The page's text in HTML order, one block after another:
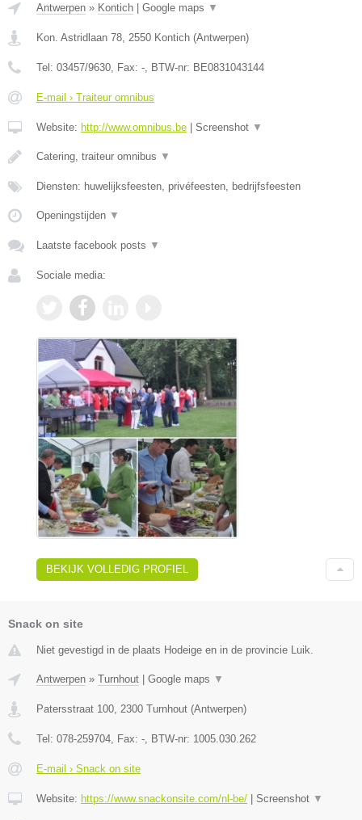
Antwerpen » Kontich | Google maps ▼
Kon. Astridlaan 78 2550 Kontich (Antwerpen)
Tel: 03457/9630 , Fax: - , BTW-nr: BE0831043144
E-mail › Traiteur omnibus
Website: http://www.omnibus.be | Screenshot ▼
Catering, traiteur omnibus ▼
Diensten: huwelijksfeesten, privéfeesten, bedrijfsfeesten
Openingstijden ▼
Laatste facebook posts ▼
Sociale media:
BEKIJK VOLLEDIG PROFIEL
Snack on site
Niet gevestigd in de plaats Hodeige en in de provincie Luik.
Antwerpen » Turnhout | Google maps ▼
Patersstraat 100 2300 Turnhout (Antwerpen)
Tel: 078-259704 , Fax: - , BTW-nr: 1005.030.262
E-mail › Snack on site
Website: https://www.snackonsite.com/nl-be/ | Screenshot ▼